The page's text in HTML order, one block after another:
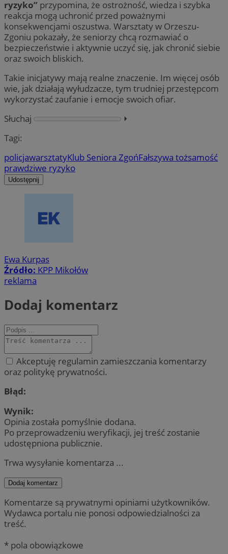
ryzyko” przypomina, że ostrożność, wiedza i szybka
reakcja mogą uchronić przed poważnymi
konsekwencjami oszustwa. Warsztaty w Orzeszu-
Zgoniu pokazały, że seniorzy chcą rozmawiać o
bezpieczeństwie i aktywnie uczyć się, jak chronić siebie
oraz swoich bliskich.
Takie inicjatywy mają realne znaczenie. Im więcej osób
wie, jak działają wyłudzacze, tym trudniej przestępcom
wykorzystać zaufanie i emocje swoich ofiar.
Słuchaj
⏵︎
Tagi:
policjawarsztatyKlub Seniora ZgońFałszywa tożsamość
prawdziwe ryzyko
Udostępnij
Ewa Kurpas
Źródło: KPP Mikołów
reklama
Dodaj komentarz
Akceptuję regulamin zamieszczania komentarzy
oraz politykę prywatności.
Błąd:
Wynik:
Opinia została pomyślnie dodana.
Po przeprowadzeniu weryfikacji, jej treść zostanie
udostępniona publicznie.
Trwa wysyłanie komentarza ...
Dodaj komentarz
Komentarze są prywatnymi opiniami użytkowników.
Wydawca portalu nie ponosi odpowiedzialności za
treść.
* pola obowiązkowe